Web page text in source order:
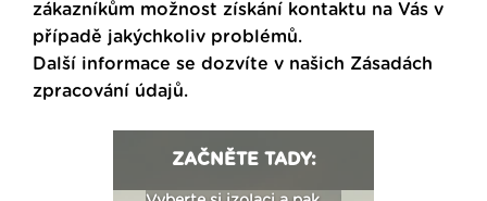
zákazníkům možnost získání kontaktu na Vás v
případě jakýchkoliv problémů.
Další informace se dozvíte v našich Zásadách
zpracování údajů.
ZAČNĚTE TADY: